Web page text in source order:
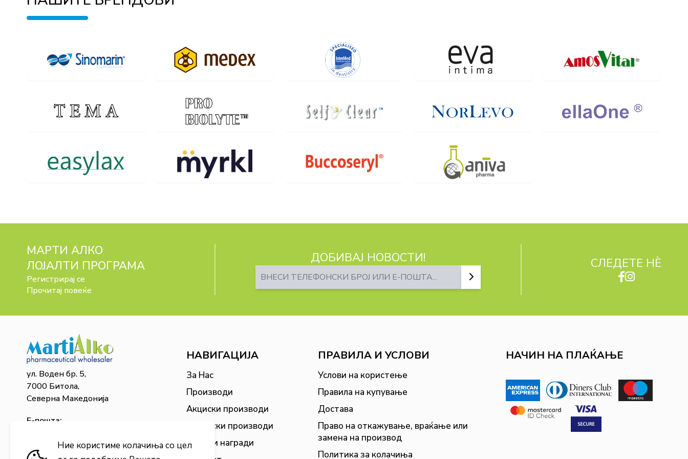
Ние користиме колачиња со цел
МАРТИ АЛКО
ЛОЈАЛТИ ПРОГРАМА
Регистрирај се
Прочитај повеќе
ДОБИВАЈ НОВОСТИ! СЛЕДЕТЕ НЀ
ул. Воден бр. 5,
7000 Битола,
Северна Македонија
Е-пошта:
НАВИГАЦИЈА
За Нас
Производи
Акциски производи
Сезонски производи
Бонус и награди
ПРАВИЛА И УСЛОВИ
Услови на користење
Правила на купување
Достава
Право на откажување, враќање или
замена на производ
Политика за колачиња
НАЧИН НА ПЛАЌАЊЕ